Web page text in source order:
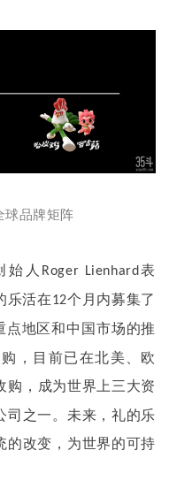
球品牌矩阵
始人 Roger Lienhard表
乐活在12个月内募集了
点地区和中国市场的推
，目前已在北美、欧
购，成为世界上三大资
司之一。未来，礼的乐
的改变，为世界的可持